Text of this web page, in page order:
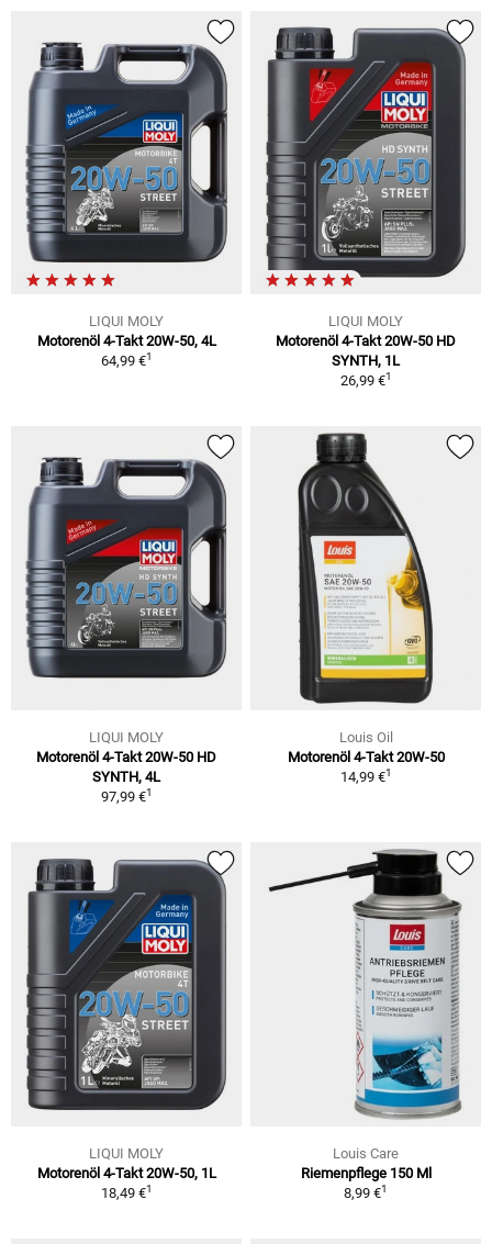
LIQUI MOLY
Motorenöl 4-Takt 20W-50, 4L
64,99 €1
LIQUI MOLY
Motorenöl 4-Takt 20W-50 HD
SYNTH, 1L
26,99 €1
LIQUI MOLY
Motorenöl 4-Takt 20W-50 HD
SYNTH, 4L
97,99 €1
Louis Oil
Motorenöl 4-Takt 20W-50
14,99 €1
LIQUI MOLY
Motorenöl 4-Takt 20W-50, 1L
18,49 €1
Louis Care
Riemenpflege 150 Ml
8,99 €1